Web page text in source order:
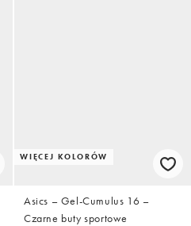
WIĘCEJ KOLORÓW
Asics – Gel-Cumulus 16 –
Czarne buty sportowe